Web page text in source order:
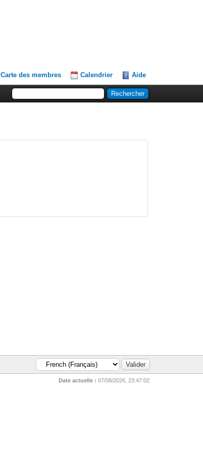
Carte des membres Calendrier Aide
Date actuelle : 07/08/2026, 23:47:02